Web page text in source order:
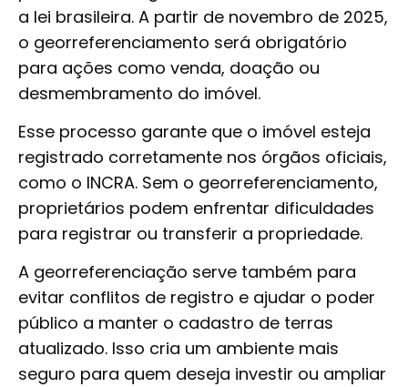
a lei brasileira. A partir de novembro de 2025,
o georreferenciamento será obrigatório
para ações como venda, doação ou
desmembramento do imóvel.
Esse processo garante que o imóvel esteja
registrado corretamente nos órgãos oficiais,
como o INCRA. Sem o georreferenciamento,
proprietários podem enfrentar dificuldades
para registrar ou transferir a propriedade.
A georreferenciação serve também para
evitar conflitos de registro e ajudar o poder
público a manter o cadastro de terras
atualizado. Isso cria um ambiente mais
seguro para quem deseja investir ou ampliar